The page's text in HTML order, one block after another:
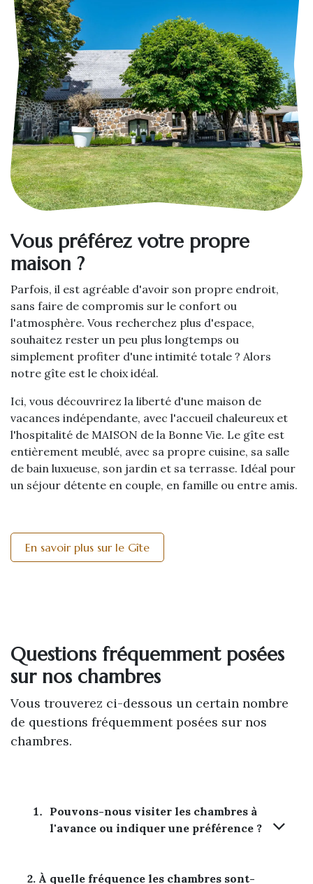
Vous préférez votre propre
maison ?
Parfois, il est agréable d'avoir son propre endroit,
sans faire de compromis sur le confort ou
l'atmosphère. Vous recherchez plus d'espace,
souhaitez rester un peu plus longtemps ou
simplement profiter d'une intimité totale ? Alors
notre gîte est le choix idéal.
Ici, vous découvrirez la liberté d'une maison de
vacances indépendante, avec l'accueil chaleureux et
l'hospitalité de MAISON de la Bonne Vie. Le gîte est
entièrement meublé, avec sa propre cuisine, sa salle
de bain luxueuse, son jardin et sa terrasse. Idéal pour
un séjour détente en couple, en famille ou entre amis.
En savoir plus sur le Gîte
Questions fréquemment posées
sur nos chambres
Vous trouverez ci-dessous un certain nombre
de questions fréquemment posées sur nos
chambres.
Pouvons-nous visiter les chambres à
l'avance ou indiquer une préférence ?
2. À quelle fréquence les chambres sont-